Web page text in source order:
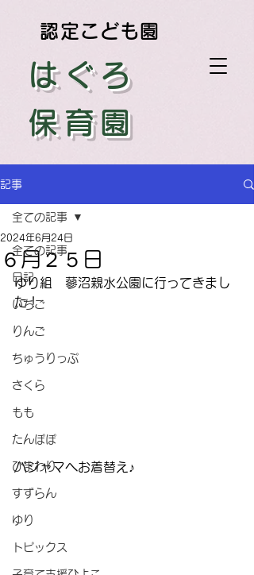
はぐろ
保育園
認定こども園
記事
全ての記事
日記
いちご
りんご
ちゅうりっぷ
さくら
もも
たんぽぽ
ひまわり
すずらん
ゆり
トピックス
全ての記事
６月２５日
2024年6月24日
ゆり組　蓼沼親水公園に行ってきまし
た！
パジャマへお着替え♪